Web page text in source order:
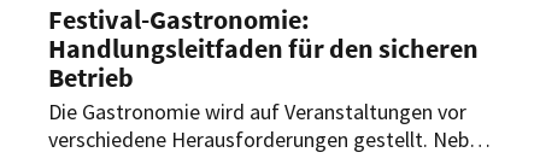
Festival-Gastronomie:
Handlungsleitfaden für den sicheren
Betrieb
Die Gastronomie wird auf Veranstaltungen vor
verschiedene Herausforderungen gestellt. Neben